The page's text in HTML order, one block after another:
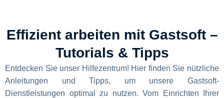
Effizient arbeiten mit Gastsoft –
Tutorials & Tipps
Entdecken Sie unser Hilfezentrum! Hier finden Sie nützliche
Anleitungen und Tipps, um unsere Gastsoft-
Dienstleistungen optimal zu nutzen. Vom Einrichten Ihrer